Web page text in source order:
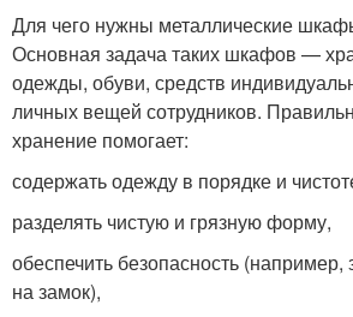
Для чего нужны металлические
Основная задача таких шкафов —
одежды, обуви, средств
личных вещей сотрудников.
хранение помогает:
содержать одежду в порядке и
разделять чистую и грязную форму,
обеспечить безопасность
на замок),